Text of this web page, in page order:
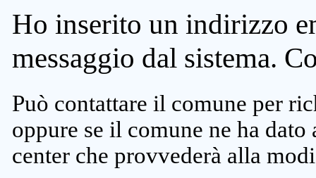
Ho inserito un indirizzo
messaggio dal sistema.
Può contattare il comune per
oppure se il comune ne ha
center che provvederà alla